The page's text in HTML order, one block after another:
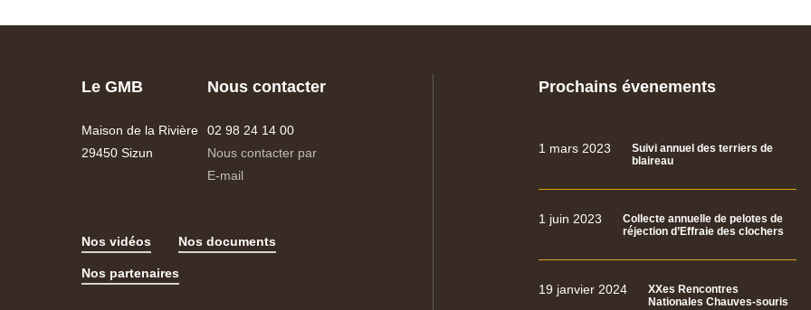
Le GMB
Maison de la Rivière
29450 Sizun
Nous contacter
02 98 24 14 00
Nous contacter par
E-mail
Nos vidéos Nos documents
Nos partenaires
Prochains évenements
1 mars 2023
Suivi annuel des terriers de
blaireau
1 juin 2023
Collecte annuelle de pelotes de
réjection d’Effraie des clochers
19 janvier 2024
XXes Rencontres
Nationales Chauves-souris